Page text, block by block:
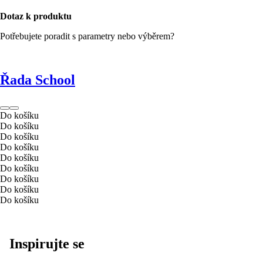
Dotaz k produktu
Potřebujete poradit s parametry nebo výběrem?
Řada School
Do košíku
Do košíku
Do košíku
Do košíku
Do košíku
Do košíku
Do košíku
Do košíku
Do košíku
Inspirujte se